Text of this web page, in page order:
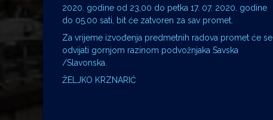
2020. godine od 23,00 do petka 17. 07. 2020. godine
do 05,00 sati, bit će zatvoren za sav promet.
Za vrijeme izvođenja predmetnih radova promet će se
odvijati gornjom razinom podvožnjaka Savska
/Slavonska.
ŽELJKO KRZNARIĆ